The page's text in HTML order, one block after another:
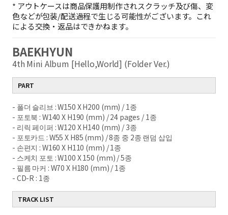
* アウトケースは商品保護用制作されスクラッチ及び傷、変
色などが包装/配送過程で生じる可能性がございます。これ
による交換・返品はできかねます。
BAEKHYUN
4th Mini Album [Hello,World] (Folder Ver.)
PART
- 폴더 슬리브 : W150 X H200 (mm) / 1종
- 포토북 : W140 X H190 (mm) / 24 pages / 1종
- 리릭 페이퍼 : W120 X H140 (mm) / 3종
- 포토카드 : W55 X H85 (mm) / 8종 중 2종 랜덤 삽입
- 손편지 : W160 X H110 (mm) / 1종
- 스케치 포토 : W100 X 150 (mm) / 5종
- 필름 마커 : W70 X H180 (mm) / 1종
- CD-R : 1종
TRACK LIST